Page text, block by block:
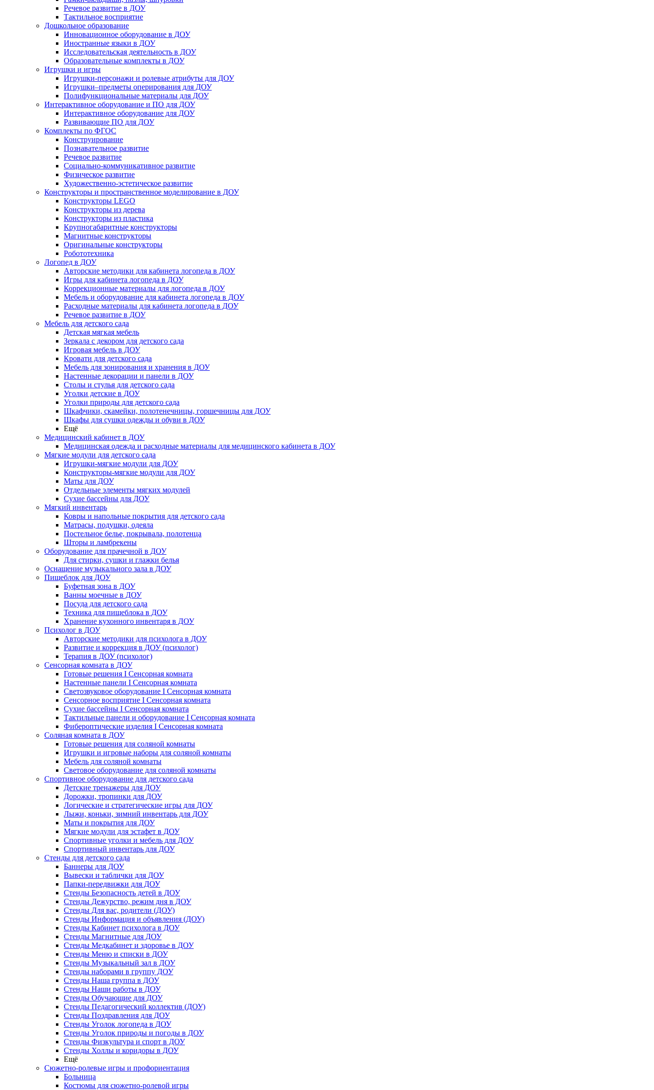
Речевое развитие в ДОУ
Тактильное восприятие
Дошкольное образование
Инновационное оборудование в ДОУ
Иностранные языки в ДОУ
Исследовательская деятельность в ДОУ
Образовательные комплекты в ДОУ
Игрушки и игры
Игрушки-персонажи и ролевые атрибуты для ДОУ
Игрушки–предметы оперирования для ДОУ
Полифункциональные материалы для ДОУ
Интерактивное оборудование и ПО для ДОУ
Интерактивное оборудование для ДОУ
Развивающие ПО для ДОУ
Комплекты по ФГОС
Конструирование
Познавательное развитие
Речевое развитие
Социально-коммуникативное развитие
Физическое развитие
Художественно-эстетическое развитие
Конструкторы и пространственное моделирование в ДОУ
Конструкторы LEGO
Конструкторы из дерева
Конструкторы из пластика
Крупногабаритные конструкторы
Магнитные конструкторы
Оригинальные конструкторы
Робототехника
Логопед в ДОУ
Авторские методики для кабинета логопеда в ДОУ
Игры для кабинета логопеда в ДОУ
Коррекционные материалы для логопеда в ДОУ
Мебель и оборудование для кабинета логопеда в ДОУ
Расходные материалы для кабинета логопеда в ДОУ
Речевое развитие в ДОУ
Мебель для детского сада
Детская мягкая мебель
Зеркала с декором для детского сада
Игровая мебель в ДОУ
Кровати для детского сада
Мебель для зонирования и хранения в ДОУ
Настенные декорации и панели в ДОУ
Столы и стулья для детского сада
Уголки детские в ДОУ
Уголки природы для детского сада
Шкафчики, скамейки, полотенечницы, горшечницы для ДОУ
Шкафы для сушки одежды и обуви в ДОУ
Ещё
Медицинский кабинет в ДОУ
Медицинская одежда и расходные материалы для медицинского кабинета в ДОУ
Мягкие модули для детского сада
Игрушки-мягкие модули для ДОУ
Конструкторы-мягкие модули для ДОУ
Маты для ДОУ
Отдельные элементы мягких модулей
Сухие бассейны для ДОУ
Мягкий инвентарь
Ковры и напольные покрытия для детского сада
Матрасы, подушки, одеяла
Постельное белье, покрывала, полотенца
Шторы и ламбрекены
Оборудование для прачечной в ДОУ
Для стирки, сушки и глажки белья
Оснащение музыкального зала в ДОУ
Пищеблок для ДОУ
Буфетная зона в ДОУ
Ванны моечные в ДОУ
Посуда для детского сада
Техника для пищеблока в ДОУ
Хранение кухонного инвентаря в ДОУ
Психолог в ДОУ
Авторские методики для психолога в ДОУ
Развитие и коррекция в ДОУ (психолог)
Терапия в ДОУ (психолог)
Сенсорная комната в ДОУ
Готовые решения I Сенсорная комната
Настенные панели I Сенсорная комната
Светозвуковое оборудование I Сенсорная комната
Сенсорное восприятие I Сенсорная комната
Сухие бассейны I Сенсорная комната
Тактильные панели и оборудование I Сенсорная комната
Фибероптические изделия I Сенсорная комната
Соляная комната в ДОУ
Готовые решения для соляной комнаты
Игрушки и игровые наборы для соляной комнаты
Мебель для соляной комнаты
Световое оборудование для соляной комнаты
Спортивное оборудование для детского сада
Детские тренажеры для ДОУ
Дорожки, тропинки для ДОУ
Логические и стратегические игры для ДОУ
Лыжи, коньки, зимний инвентарь для ДОУ
Маты и покрытия для ДОУ
Мягкие модули для эстафет в ДОУ
Спортивные уголки и мебель для ДОУ
Спортивный инвентарь для ДОУ
Стенды для детского сада
Баннеры для ДОУ
Вывески и таблички для ДОУ
Папки-передвижки для ДОУ
Стенды Безопасность детей в ДОУ
Стенды Дежурство, режим дня в ДОУ
Стенды Для вас, родители (ДОУ)
Стенды Информация и объявления (ДОУ)
Стенды Кабинет психолога в ДОУ
Стенды Магнитные для ДОУ
Стенды Медкабинет и здоровье в ДОУ
Стенды Меню и списки в ДОУ
Стенды Музыкальный зал в ДОУ
Стенды наборами в группу ДОУ
Стенды Наша группа в ДОУ
Стенды Наши работы в ДОУ
Стенды Обучающие для ДОУ
Стенды Педагогический коллектив (ДОУ)
Стенды Поздравления для ДОУ
Стенды Уголок логопеда в ДОУ
Стенды Уголок природы и погоды в ДОУ
Стенды Физкультура и спорт в ДОУ
Стенды Холлы и коридоры в ДОУ
Ещё
Сюжетно-ролевые игры и профориентация
Больница
Костюмы для сюжетно-ролевой игры